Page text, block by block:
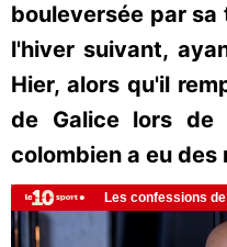
bouleversée par
l'hiver suivant,
Hier, alors qu'il
de Galice lors de
colombien a eu